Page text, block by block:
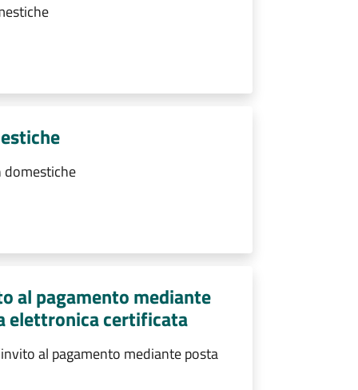
domestiche
al pagamento mediante
elettronica certificata
al pagamento mediante posta